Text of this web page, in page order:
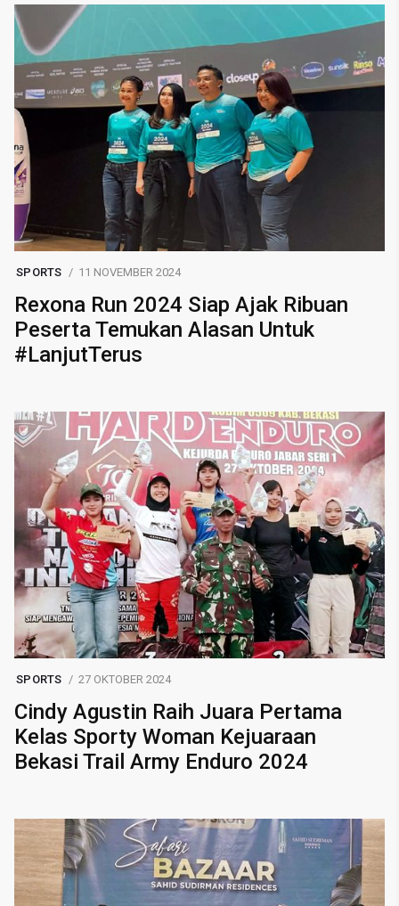
SPORTS 11 NOVEMBER 2024
Rexona Run 2024 Siap Ajak Ribuan
Peserta Temukan Alasan Untuk
#LanjutTerus
SPORTS 27 OKTOBER 2024
Cindy Agustin Raih Juara Pertama
Kelas Sporty Woman Kejuaraan
Bekasi Trail Army Enduro 2024